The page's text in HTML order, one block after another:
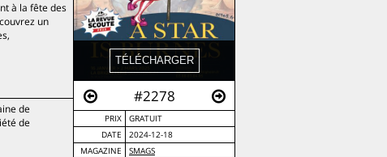
#2278
PRIX
GRATUIT
DATE
2024-12-18
MAGAZINE
SMAGS
à la fête des
un
de
de